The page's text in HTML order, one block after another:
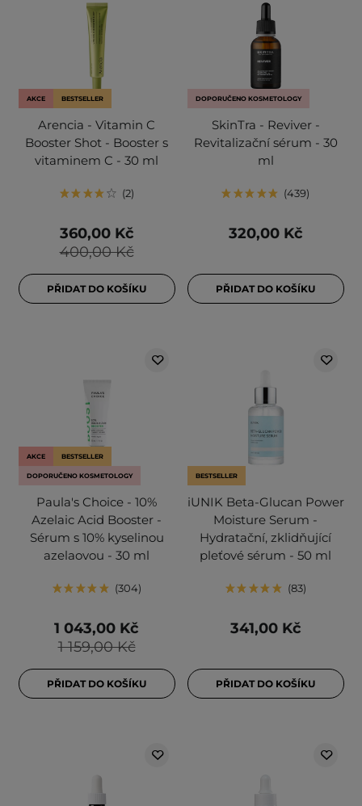
AKCE BESTSELLER
Arencia - Vitamin C
Booster Shot - Booster s
vitaminem C - 30 ml
2
400,00 Kč
360,00 Kč
PŘIDAT DO KOŠÍKU
DOPORUČENO KOSMETOLOGY
SkinTra - Reviver -
Revitalizační sérum - 30
ml
439
320,00 Kč
PŘIDAT DO KOŠÍKU
AKCE BESTSELLER
DOPORUČENO KOSMETOLOGY
Paula's Choice - 10%
Azelaic Acid Booster -
Sérum s 10% kyselinou
azelaovou - 30 ml
304
1 159,00 Kč
1 043,00 Kč
PŘIDAT DO KOŠÍKU
BESTSELLER
iUNIK Beta-Glucan Power
Moisture Serum -
Hydratační, zklidňující
pleťové sérum - 50 ml
83
341,00 Kč
PŘIDAT DO KOŠÍKU